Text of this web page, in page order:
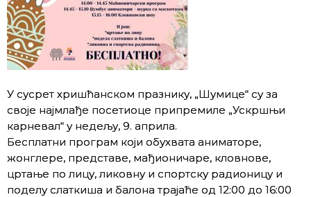
У сусрет хришћанском празнику, „Шумице“ су за
своје најмлађе посетиоце припремиле „Ускршњи
карневал“ у недељу, 9. априла.
Бесплатни програм који обухвата аниматоре,
жонглере, представе, мађионичаре, кловнове,
цртање по лицу, ликовну и спортску радионицу и
поделу слаткиша и балона трајаће од 12:00 до 16:00